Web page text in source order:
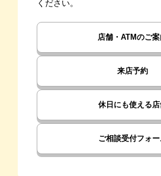
ください。
店舗・ATMのご
来店予約
休日にも使える店
ご相談受付フォー